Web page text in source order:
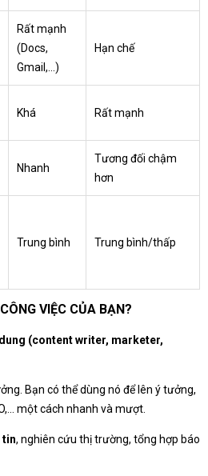
Rất mạnh
(Docs,
Gmail,...)
Hạn chế
Khá Rất mạnh
Nhanh
Tương đối chậm
hơn
Trung bình Trung bình/thấp
VIỆC CỦA BẠN?
(content writer, marketer,
Bạn có thể dùng nó để lên ý tưởng,
một cách nhanh và mượt.
tin, nghiên cứu thị trường, tổng hợp báo